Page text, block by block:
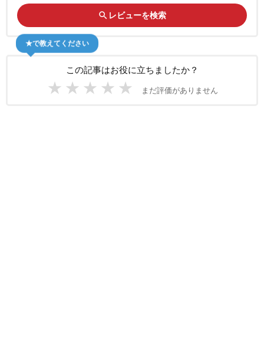
search レビューを検索
この記事はお役に立ちましたか？
★ ★ ★ ★ ★ まだ評価がありません
★で教えてください